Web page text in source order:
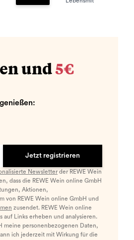
Zum Warenkorb hinzufügen
und 5€
Jetzt registrieren
Newsletterder REWE Wein
dass die REWE Wein online GmbH
Aktionen,
von REWE Wein online GmbH und
zusendet. REWE Wein online
auf Links erheben und analysieren.
meine personenbezogenen Daten,
ich jederzeit mit Wirkung für die